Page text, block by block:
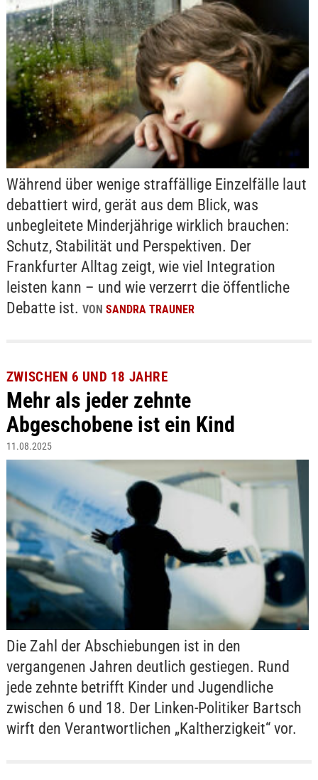
Während über wenige straffällige Einzelfälle laut
debattiert wird, gerät aus dem Blick, was
unbegleitete Minderjährige wirklich brauchen:
Schutz, Stabilität und Perspektiven. Der
Frankfurter Alltag zeigt, wie viel Integration
leisten kann – und wie verzerrt die öffentliche
Debatte ist. VON SANDRA TRAUNER
ZWISCHEN 6 UND 18 JAHRE
Mehr als jeder zehnte
Abgeschobene ist ein Kind
11.08.2025
Die Zahl der Abschiebungen ist in den
vergangenen Jahren deutlich gestiegen. Rund
jede zehnte betrifft Kinder und Jugendliche
zwischen 6 und 18. Der Linken-Politiker Bartsch
wirft den Verantwortlichen „Kaltherzigkeit“ vor.